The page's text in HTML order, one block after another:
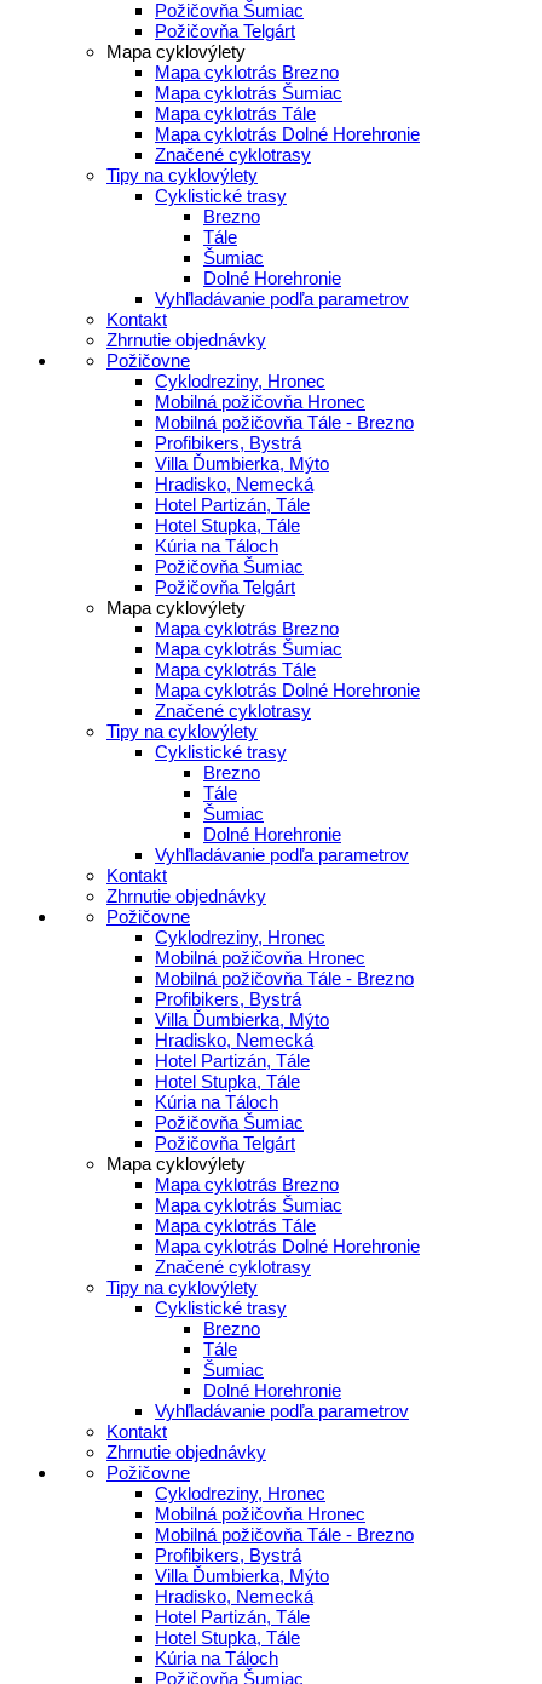
Požičovňa Šumiac
Požičovňa Telgárt
Mapa cyklovýlety
Mapa cyklotrás Brezno
Mapa cyklotrás Šumiac
Mapa cyklotrás Tále
Mapa cyklotrás Dolné Horehronie
Značené cyklotrasy
Tipy na cyklovýlety
Cyklistické trasy
Brezno
Tále
Šumiac
Dolné Horehronie
Vyhľladávanie podľa parametrov
Kontakt
Zhrnutie objednávky
Požičovne
Cyklodreziny, Hronec
Mobilná požičovňa Hronec
Mobilná požičovňa Tále - Brezno
Profibikers, Bystrá
Villa Ďumbierka, Mýto
Hradisko, Nemecká
Hotel Partizán, Tále
Hotel Stupka, Tále
Kúria na Táloch
Požičovňa Šumiac
Požičovňa Telgárt
Mapa cyklovýlety
Mapa cyklotrás Brezno
Mapa cyklotrás Šumiac
Mapa cyklotrás Tále
Mapa cyklotrás Dolné Horehronie
Značené cyklotrasy
Tipy na cyklovýlety
Cyklistické trasy
Brezno
Tále
Šumiac
Dolné Horehronie
Vyhľladávanie podľa parametrov
Kontakt
Zhrnutie objednávky
Požičovne
Cyklodreziny, Hronec
Mobilná požičovňa Hronec
Mobilná požičovňa Tále - Brezno
Profibikers, Bystrá
Villa Ďumbierka, Mýto
Hradisko, Nemecká
Hotel Partizán, Tále
Hotel Stupka, Tále
Kúria na Táloch
Požičovňa Šumiac
Požičovňa Telgárt
Mapa cyklovýlety
Mapa cyklotrás Brezno
Mapa cyklotrás Šumiac
Mapa cyklotrás Tále
Mapa cyklotrás Dolné Horehronie
Značené cyklotrasy
Tipy na cyklovýlety
Cyklistické trasy
Brezno
Tále
Šumiac
Dolné Horehronie
Vyhľladávanie podľa parametrov
Kontakt
Zhrnutie objednávky
Požičovne
Cyklodreziny, Hronec
Mobilná požičovňa Hronec
Mobilná požičovňa Tále - Brezno
Profibikers, Bystrá
Villa Ďumbierka, Mýto
Hradisko, Nemecká
Hotel Partizán, Tále
Hotel Stupka, Tále
Kúria na Táloch
Požičovňa Šumiac